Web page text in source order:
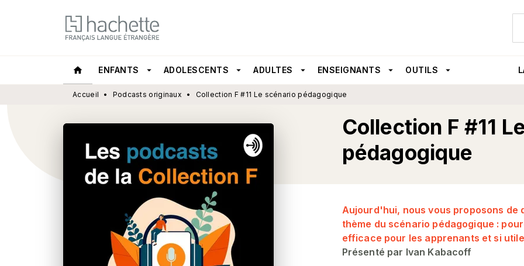
MENU RECHERCHE
home ENFANTS arrow_drop_down ADOLESCENTS arrow_drop_down ADULTES arrow_drop_down ENSEIGNANTS arrow_drop_down OUTILS arrow_drop_down
Accueil • Podcasts originaux • Collection F #11 Le scénario pédagogique
Collection F #11
pédagogique
Aujourd'hui, nous vous proposons
thème du scénario pédagogique :
efficace pour les apprenants et si
Présenté par Ivan Kabacoff